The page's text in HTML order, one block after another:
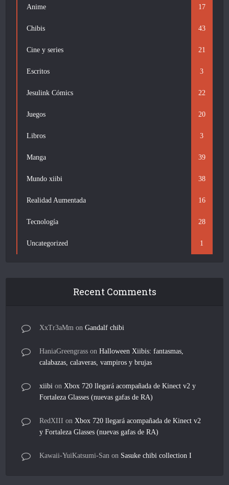
Anime 17
Chibis 43
Cine y series 21
Escritos 3
Jesulink Cómics 22
Juegos 20
Libros 3
Manga 39
Mundo xiibi 38
Realidad Aumentada 16
Tecnología 28
Uncategorized 1
Recent Comments
XxTr3aMm onGandalf chibi
HaniaGreengrass onHalloween Xiibis: fantasmas,
calabazas, calaveras, vampiros y brujas
xiibi onXbox 720 llegará acompañada de Kinect v2 y
Fortaleza Glasses (nuevas gafas de RA)
RedXIII onXbox 720 llegará acompañada de Kinect v2
y Fortaleza Glasses (nuevas gafas de RA)
Kawaii-YuiKatsumi-San on Sasuke chibi collection I